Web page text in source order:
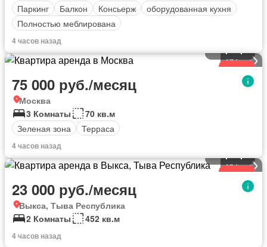
Паркинг
Балкон Консьерж
оборудованная кухня
Полностью меблирована
4 часов назад
17фото
75 000 руб./месяц
Москва
3 Комнаты
70 кв.м
Зеленая зона
Терраса
4 часов назад
10фото
23 000 руб./месяц
Выкса, Тыва Республика
2 Комнаты
452 кв.м
4 часов назад